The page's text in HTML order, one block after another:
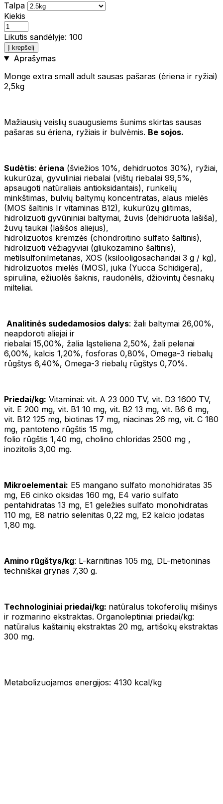
Talpa
Kiekis
Likutis sandėlyje: 100
Į krepšelį
Aprašymas
Monge extra small adult sausas pašaras (ėriena ir ryžiai)
2,5kg
Mažiausių veislių suaugusiems šunims skirtas sausas
pašaras su ėriena, ryžiais ir bulvėmis. Be sojos.
Sudėtis: ėriena (šviežios 10%, dehidruotos 30%), ryžiai,
kukurūzai, gyvuliniai riebalai (vištų riebalai 99,5%,
apsaugoti natūraliais antioksidantais), runkelių
minkštimas, bulvių baltymų koncentratas, alaus mielės
(MOS šaltinis Ir vitaminas B12), kukurūzų glitimas,
hidrolizuoti gyvūniniai baltymai, žuvis (dehidruota lašiša),
žuvų taukai (lašišos aliejus),
hidrolizuotos kremzės (chondroitino sulfato šaltinis),
hidrolizuoti vėžiagyviai (gliukozamino šaltinis),
metilsulfonilmetanas, XOS (ksilooligosacharidai 3 g / kg),
hidrolizuotos mielės (MOS), juka (Yucca Schidigera),
spirulina, ežiuolės šaknis, raudonėlis, džiovintų česnakų
milteliai.
Analitinės sudedamosios dalys: žali baltymai 26,00%,
neapdoroti aliejai ir
riebalai 15,00%, žalia ląsteliena 2,50%, žali pelenai
6,00%, kalcis 1,20%, fosforas 0,80%, Omega-3 riebalų
rūgštys 6,40%, Omega-3 riebalų rūgštys 0,70%.
Priedai/kg: Vitaminai: vit. A 23 000 TV, vit. D3 1600 TV,
vit. E 200 mg, vit. B1 10 mg, vit. B2 13 mg, vit. B6 6 mg,
vit. B12 125 mg, biotinas 17 mg, niacinas 26 mg, vit. C 180
mg, pantoteno rūgštis 15 mg,
folio rūgštis 1,40 mg, cholino chloridas 2500 mg ,
inozitolis 3,00 mg.
Mikroelementai: E5 mangano sulfato monohidratas 35
mg, E6 cinko oksidas 160 mg, E4 vario sulfato
pentahidratas 13 mg, E1 geležies sulfato monohidratas
110 mg, E8 natrio selenitas 0,22 mg, E2 kalcio jodatas
1,80 mg.
Amino rūgštys/kg: L-karnitinas 105 mg, DL-metioninas
techniškai grynas 7,30 g.
Technologiniai priedai/kg: natūralus tokoferolių mišinys
ir rozmarino ekstraktas. Organoleptiniai priedai/kg:
natūralus kaštainių ekstraktas 20 mg, artišokų ekstraktas
300 mg.
Metabolizuojamos energijos: 4130 kcal/kg